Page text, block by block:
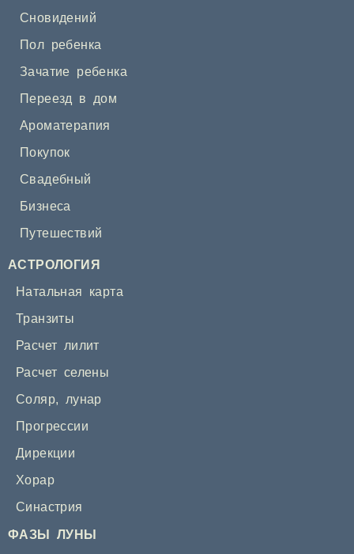
Сновидений
Пол ребенка
Зачатие ребенка
Переезд в дом
Ароматерапия
Покупок
Свадебный
Бизнеса
Путешествий
АСТРОЛОГИЯ
Натальная карта
Транзиты
Расчет лилит
Расчет селены
Соляр, лунар
Прогрессии
Дирекции
Хорар
Синастрия
ФАЗЫ ЛУНЫ